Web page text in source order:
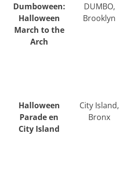
Dumboween:
Halloween
March to the
Arch
DUMBO,
Brooklyn
Halloween
Parade en
City Island
City Island,
Bronx